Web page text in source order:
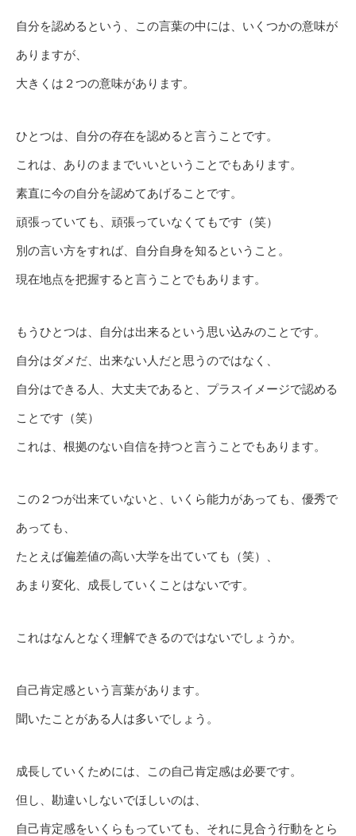
自分を認めるという、この言葉の中には、いくつかの意味が
ありますが、
大きくは２つの意味があります。
ひとつは、自分の存在を認めると言うことです。
これは、ありのままでいいということでもあります。
素直に今の自分を認めてあげることです。
頑張っていても、頑張っていなくてもです（笑）
別の言い方をすれば、自分自身を知るということ。
現在地点を把握すると言うことでもあります。
もうひとつは、自分は出来るという思い込みのことです。
自分はダメだ、出来ない人だと思うのではなく、
自分はできる人、大丈夫であると、プラスイメージで認める
ことです（笑）
これは、根拠のない自信を持つと言うことでもあります。
この２つが出来ていないと、いくら能力があっても、優秀で
あっても、
たとえば偏差値の高い大学を出ていても（笑）、
あまり変化、成長していくことはないです。
これはなんとなく理解できるのではないでしょうか。
自己肯定感という言葉があります。
聞いたことがある人は多いでしょう。
成長していくためには、この自己肯定感は必要です。
但し、勘違いしないでほしいのは、
自己肯定感をいくらもっていても、それに見合う行動をとら